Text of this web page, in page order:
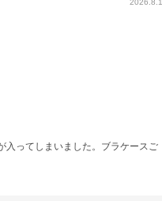
2026.8.1
入ってしまいました。ブラケースご